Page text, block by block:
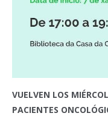
VUELVEN LOS
PACIENTES